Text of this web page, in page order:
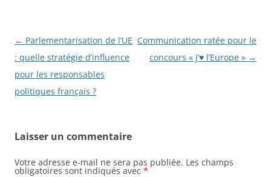
Navigation
des
articles
← Parlementarisation de l’UE
: quelle stratégie d’influence
pour les responsables
politiques français ?
Communication ratée pour le
concours « J’♥ l’Europe » →
Laisser un commentaire
Votre adresse e-mail ne sera pas publiée. Les champs
obligatoires sont indiqués avec *